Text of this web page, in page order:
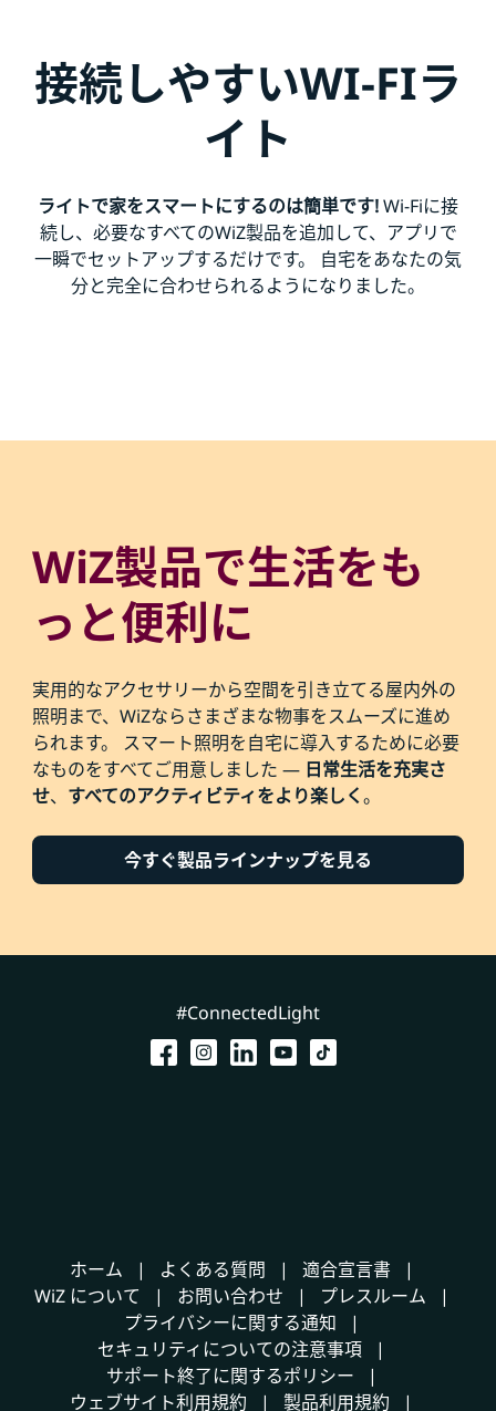
接続しやすいWI-FIラ
イト
ライトで家をスマートにするのは簡単です!Wi-Fiに接
続し、必要なすべてのWiZ製品を追加して、アプリで
一瞬でセットアップするだけです。 自宅をあなたの気
分と完全に合わせられるようになりました。
WiZ製品で生活をも
っと便利に
実用的なアクセサリーから空間を引き立てる屋内外の
照明まで、WiZならさまざまな物事をスムーズに進め
られます。 スマート照明を自宅に導入するために必要
なものをすべてご用意しました — 日常生活を充実さ
せ、 すべてのアクティビティをより楽しく。
今すぐ製品ラインナップを見る
#ConnectedLight
ホーム よくある質問
適合宣言書
WiZ について
お問い合わせ
プレスルーム
プライバシーに関する通知
セキュリティについての注意事項
サポート終了に関するポリシー
ウェブサイト利用規約
製品利用規約